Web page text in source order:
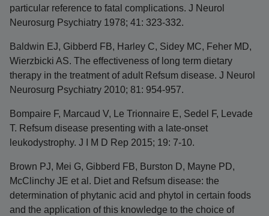
particular reference to fatal complications. J Neurol
Neurosurg Psychiatry 1978; 41: 323-332.
Baldwin EJ, Gibberd FB, Harley C, Sidey MC, Feher MD,
Wierzbicki AS. The effectiveness of long term dietary
therapy in the treatment of adult Refsum disease. J Neurol
Neurosurg Psychiatry 2010; 81: 954-957.
Bompaire F, Marcaud V, Le Trionnaire E, Sedel F, Levade
T. Refsum disease presenting with a late-onset
leukodystrophy. J I M D Rep 2015; 19: 7-10.
Brown PJ, Mei G, Gibberd FB, Burston D, Mayne PD,
McClinchy JE et al. Diet and Refsum disease: the
determination of phytanic acid and phytol in certain foods
and the application of this knowledge to the choice of